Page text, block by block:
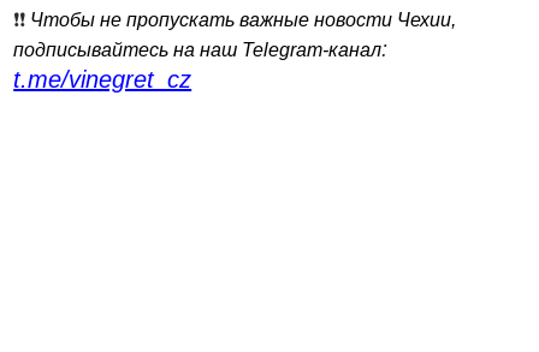
❗️❗️ Чтобы не пропускать важные новости Чехии,
подписывайтесь на наш Telegram-канал:
t.me/vinegret_cz